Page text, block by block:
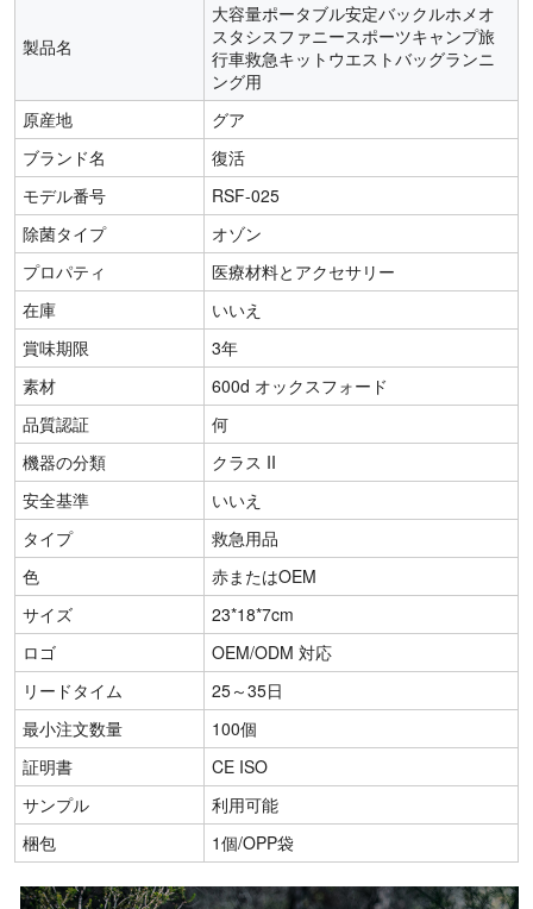
製品名
大容量ポータブル安定バックルホメオ
スタシスファニースポーツキャンプ旅
行車救急キットウエストバッグランニ
ング用
原産地
グア
ブランド名
復活
モデル番号
RSF-025
除菌タイプ
オゾン
プロパティ
医療材料とアクセサリー
在庫
いいえ
賞味期限
3年
素材
600d オックスフォード
品質認証
何
機器の分類
クラス II
安全基準
いいえ
タイプ
救急用品
色
赤またはOEM
サイズ
23*18*7cm
ロゴ
OEM/ODM 対応
リードタイム
25～35日
最小注文数量
100個
証明書
CE ISO
サンプル
利用可能
梱包
1個/OPP袋